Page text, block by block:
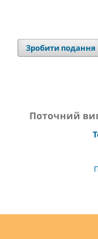
Зробити подання
Поточний